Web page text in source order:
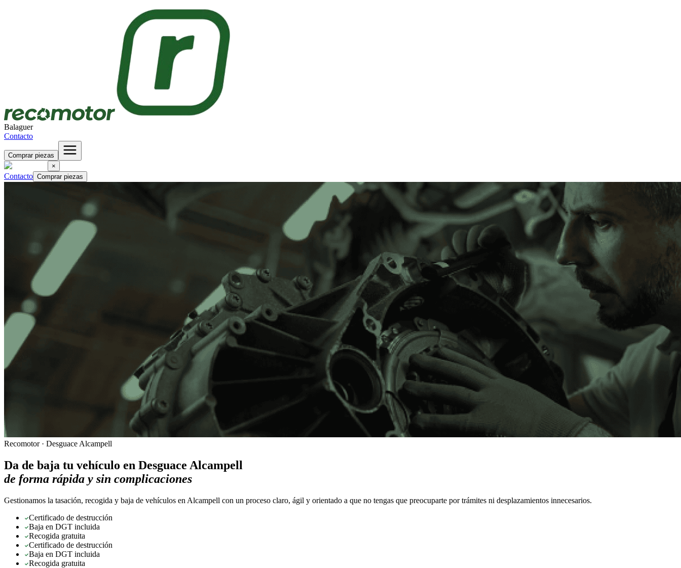
Balaguer
Contacto
Comprar piezas
×
Contacto Comprar piezas
Recomotor · Desguace Alcampell
Da de baja tu vehículo en Desguace Alcampell
de forma rápida y sin complicaciones
Gestionamos la tasación, recogida y baja de vehículos en Alcampell con un proceso claro, ágil y orientado a que no tengas que preocuparte por trámites ni desplazamientos innecesarios.
Certificado de destrucción
Baja en DGT incluida
Recogida gratuita
Certificado de destrucción
Baja en DGT incluida
Recogida gratuita